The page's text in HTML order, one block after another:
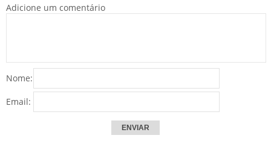
Adicione um comentário
Nome:
Email: